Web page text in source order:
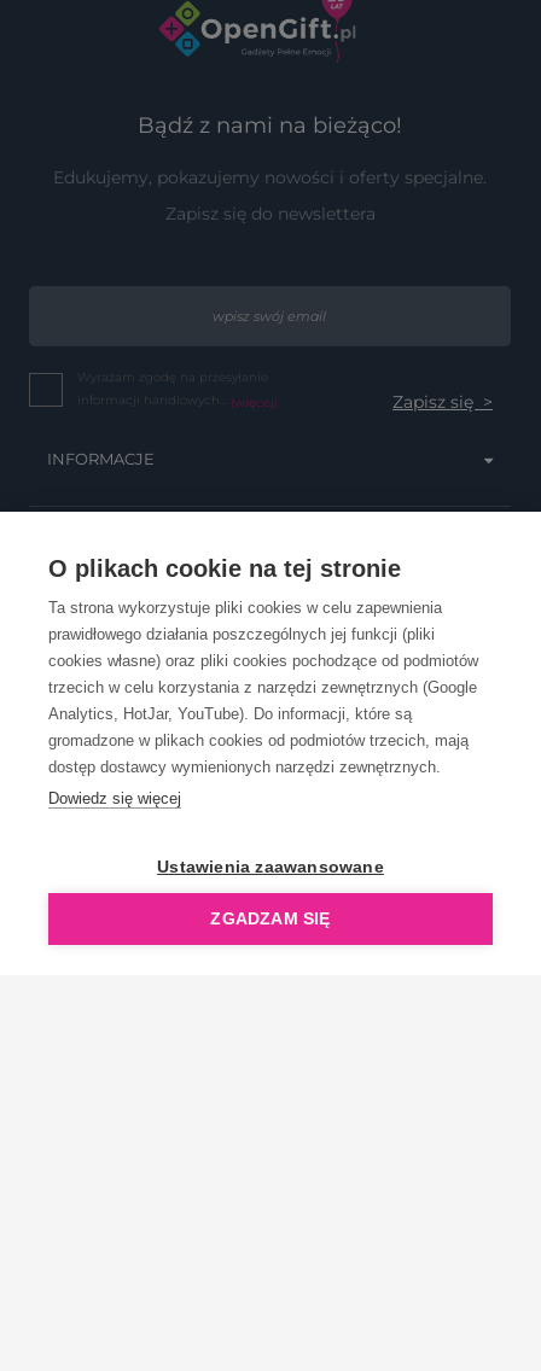
O plikach cookie na tej stronie
Ta strona wykorzystuje pliki cookies w celu zapewnienia
prawidłowego działania poszczególnych jej funkcji (pliki
cookies własne) oraz pliki cookies pochodzące od podmiotów
trzecich w celu korzystania z narzędzi zewnętrznych (Google
Analytics, HotJar, YouTube). Do informacji, które są
gromadzone w plikach cookies od podmiotów trzecich, mają
dostęp dostawcy wymienionych narzędzi zewnętrznych.
Dowiedz się więcej
Ustawienia zaawansowane
ZGADZAM SIĘ
Bądź z nami na bieżąco!
Edukujemy, pokazujemy nowości i oferty specjalne.
Zapisz się do newslettera
Wyrażam zgodę na przesyłanie
informacji handlowych... (więcej)
INFORMACJE
OBSŁUGA KLIENTA
KONTAKT
OpenGift jest częścią ReflectGroup.